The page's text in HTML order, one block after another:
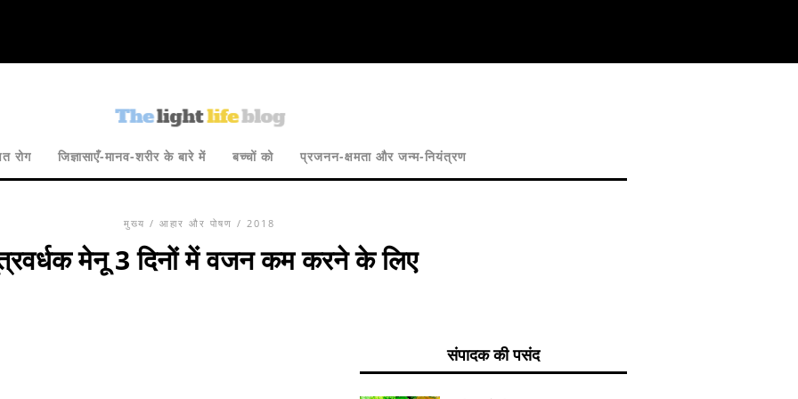
रोग जिज्ञासाएँ-मानव-शरीर के बारे में बच्चों को प्रजनन-क्षमता और जन्म-नियंत्रण
मुख्य / आहार और पोषण / 2018
मेनू 3 दिनों में वजन कम करने के लिए
संपादक की पसंद